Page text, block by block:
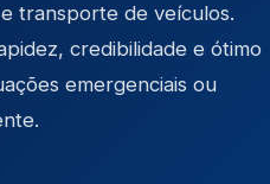
e transporte de veículos.
credibilidade e ótimo
emergenciais ou